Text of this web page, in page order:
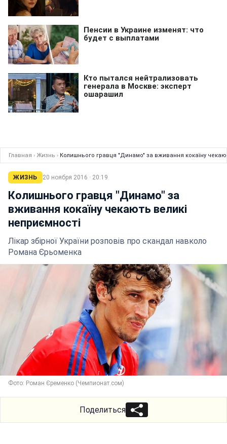
Главная › Жизнь › Колишнього гравця "Динамо" за вживання кокаїну
ЖИЗНЬ 20 ноября 2016 · 20:19
Колишнього гравця "Динамо" за
вживання кокаїну чекають великі
неприємності
Лікар збірної України розповів про скандал навколо
Романа Єрьоменка
Фото: Роман Єременко (Чемпионат.сом)
Поделиться